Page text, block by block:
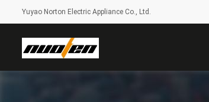
Yuyao Norton Electric Appliance Co., Ltd.